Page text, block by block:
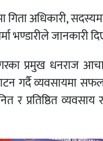
अधिकारी, सदस्यमा
भण्डारीले जानकारी
प्रमुख धनराज
गर्दै व्यवसायमा
र प्रतिष्ठित